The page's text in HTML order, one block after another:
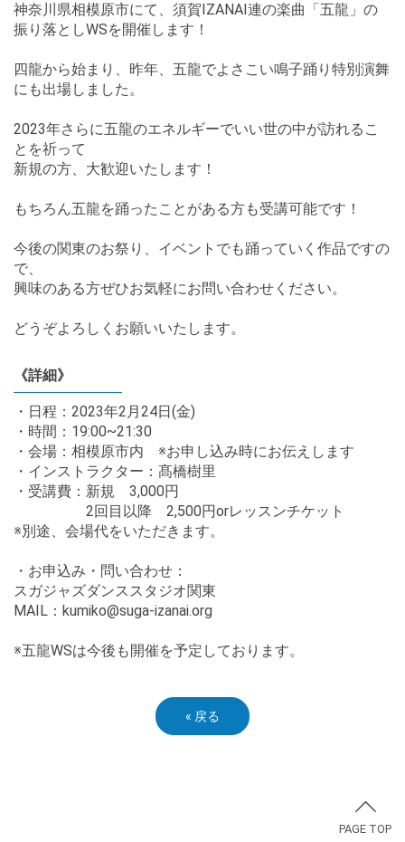
神奈川県相模原市にて、須賀IZANAI連の楽曲「五龍」の
振り落としWSを開催します！
四龍から始まり、昨年、五龍でよさこい鳴子踊り特別演舞
にも出場しました。
2023年さらに五龍のエネルギーでいい世の中が訪れるこ
とを祈って
新規の方、大歓迎いたします！
もちろん五龍を踊ったことがある方も受講可能です！
今後の関東のお祭り、イベントでも踊っていく作品ですの
で、
興味のある方ぜひお気軽にお問い合わせください。
どうぞよろしくお願いいたします。
《詳細》
・日程：2023年2月24日(金)
・時間：19:00~21:30
・会場：相模原市内 ※お申し込み時にお伝えします
・インストラクター：髙橋樹里
・受講費：新規 3,000円
2回目以降 2,500円orレッスンチケット
※別途、会場代をいただきます。
・お申込み・問い合わせ：
スガジャズダンススタジオ関東
MAIL：kumiko@suga-izanai.org
※五龍WSは今後も開催を予定しております。
« 戻る
PAGE TOP